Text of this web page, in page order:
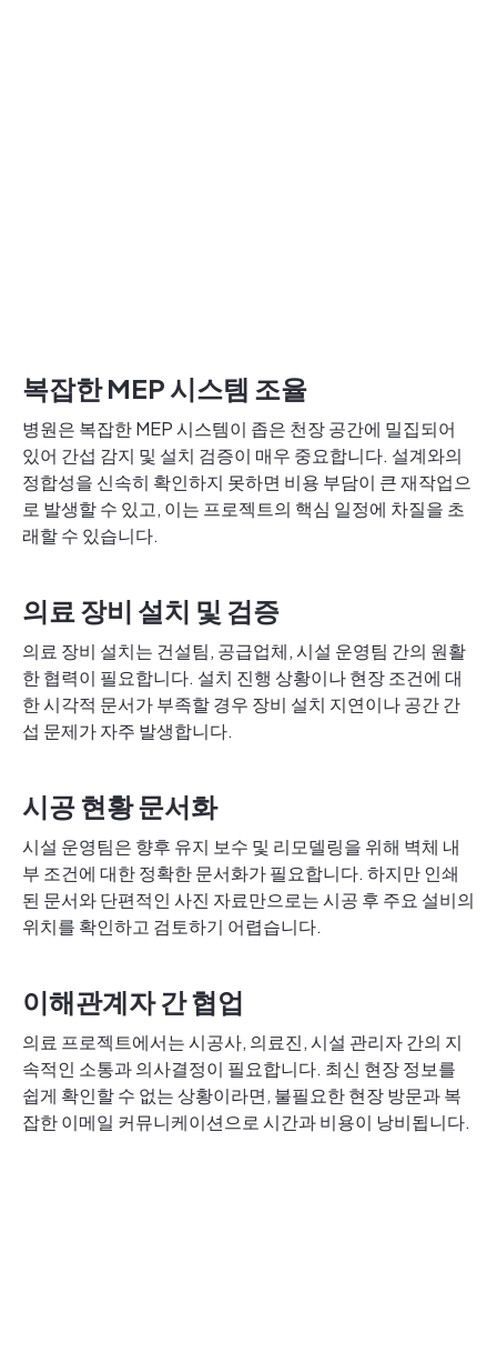
복잡한 MEP 시스템 조율
병원은 복잡한 MEP 시스템이 좁은 천장 공간에 밀집되어
있어 간섭 감지 및 설치 검증이 매우 중요합니다. 설계와의
정합성을 신속히 확인하지 못하면 비용 부담이 큰 재작업으
로 발생할 수 있고, 이는 프로젝트의 핵심 일정에 차질을 초
래할 수 있습니다.
의료 장비 설치 및 검증
의료 장비 설치는 건설팀, 공급업체, 시설 운영팀 간의 원활
한 협력이 필요합니다. 설치 진행 상황이나 현장 조건에 대
한 시각적 문서가 부족할 경우 장비 설치 지연이나 공간 간
섭 문제가 자주 발생합니다.
시공 현황 문서화
시설 운영팀은 향후 유지 보수 및 리모델링을 위해 벽체 내
부 조건에 대한 정확한 문서화가 필요합니다. 하지만 인쇄
된 문서와 단편적인 사진 자료만으로는 시공 후 주요 설비의
위치를 확인하고 검토하기 어렵습니다.
이해관계자 간 협업
의료 프로젝트에서는 시공사, 의료진, 시설 관리자 간의 지
속적인 소통과 의사결정이 필요합니다. 최신 현장 정보를
쉽게 확인할 수 없는 상황이라면, 불필요한 현장 방문과 복
잡한 이메일 커뮤니케이션으로 시간과 비용이 낭비됩니다.